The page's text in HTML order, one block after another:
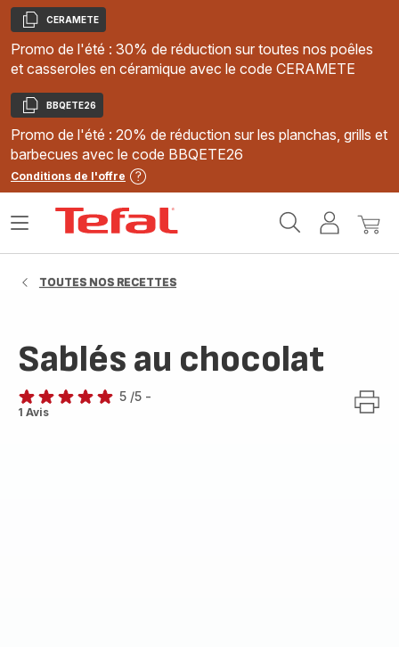
Copier
CERAMETE
Promo de l'été : 30% de réduction sur toutes nos poêles
et casseroles en céramique avec le code CERAMETE
Copier
BBQETE26
Promo de l'été : 20% de réduction sur les planchas, grills et
barbecues avec le code BBQETE26
Conditions de l'offre
MonMon
Ouvrir
TOUTES NOS RECETTES
Sablés au chocolat
Avis
5 /5 -
1 Avis